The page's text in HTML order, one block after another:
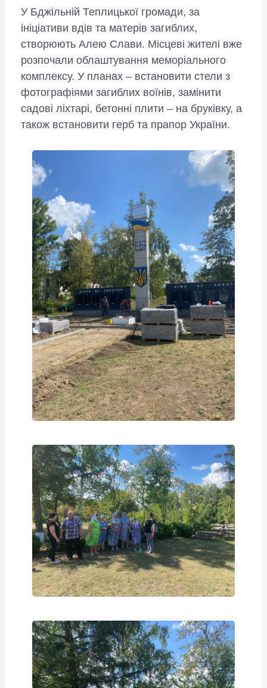
У Бджільній Теплицької громади, за
ініціативи вдів та матерів загиблих,
створюють Алею Слави. Місцеві жителі вже
розпочали облаштування меморіального
комплексу. У планах – встановити стели з
фотографіями загиблих воїнів, замінити
садові ліхтарі, бетонні плити – на бруківку, а
також встановити герб та прапор України.